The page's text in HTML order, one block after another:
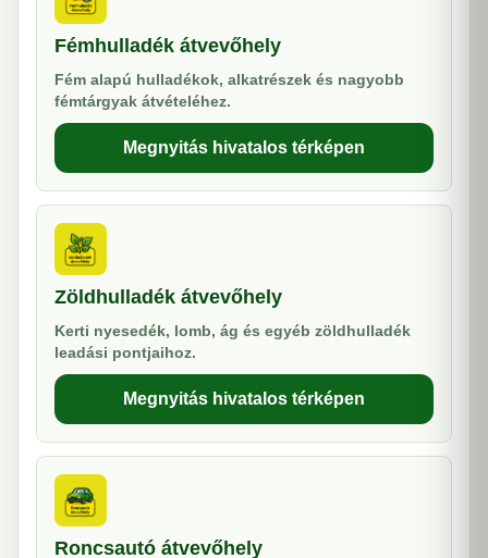
Fémhulladék átvevőhely
Fém alapú hulladékok, alkatrészek és nagyobb
fémtárgyak átvételéhez.
Megnyitás hivatalos térképen
Zöldhulladék átvevőhely
Kerti nyesedék, lomb, ág és egyéb zöldhulladék
leadási pontjaihoz.
Megnyitás hivatalos térképen
Roncsautó átvevőhely